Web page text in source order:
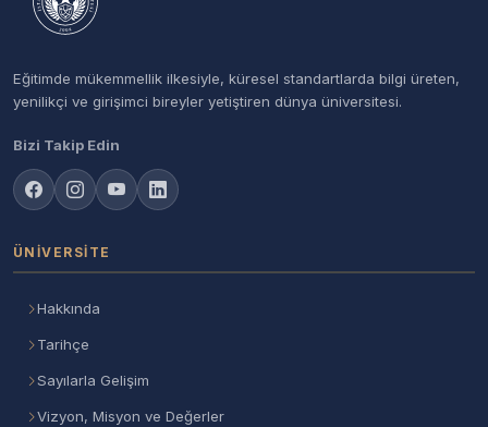
Eğitimde mükemmellik ilkesiyle, küresel standartlarda bilgi üreten,
yenilikçi ve girişimci bireyler yetiştiren dünya üniversitesi.
Bizi Takip Edin
ÜNIVERSITE
Hakkında
Tarihçe
Sayılarla Gelişim
Vizyon, Misyon ve Değerler